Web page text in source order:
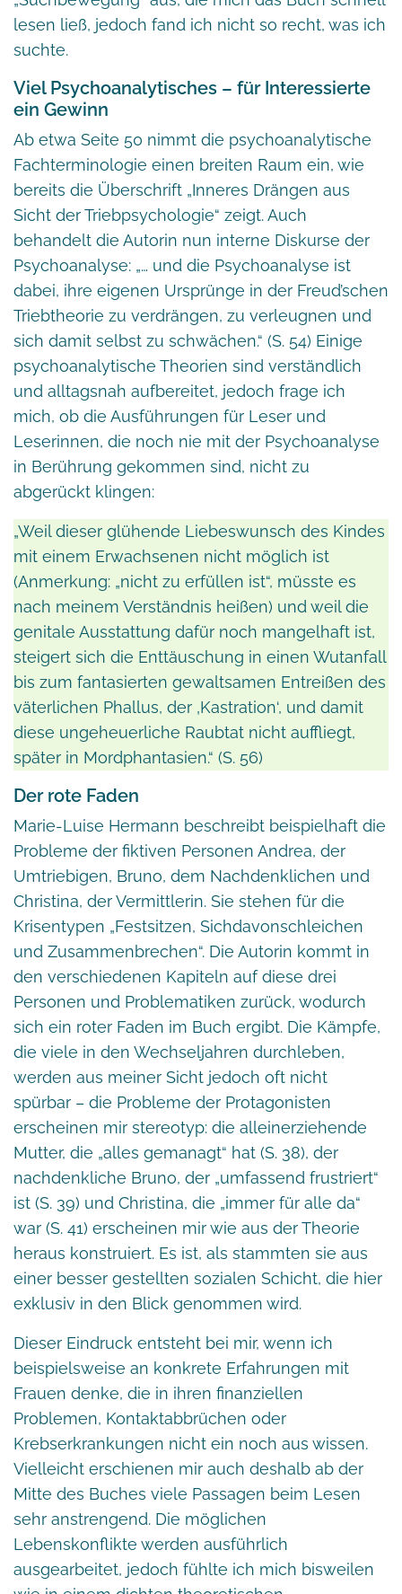
lesen ließ, jedoch fand ich nicht so recht, was ich
suchte.
Viel Psychoanalytisches – für Interessierte
ein Gewinn
Ab etwa Seite 50 nimmt die psychoanalytische
Fachterminologie einen breiten Raum ein, wie
bereits die Überschrift „Inneres Drängen aus
Sicht der Triebpsychologie“ zeigt. Auch
behandelt die Autorin nun interne Diskurse der
Psychoanalyse: „… und die Psychoanalyse ist
dabei, ihre eigenen Ursprünge in der Freud’schen
Triebtheorie zu verdrängen, zu verleugnen und
sich damit selbst zu schwächen.“ (S. 54) Einige
psychoanalytische Theorien sind verständlich
und alltagsnah aufbereitet, jedoch frage ich
mich, ob die Ausführungen für Leser und
Leserinnen, die noch nie mit der Psychoanalyse
in Berührung gekommen sind, nicht zu
abgerückt klingen:
„Weil dieser glühende Liebeswunsch des Kindes
mit einem Erwachsenen nicht möglich ist
(Anmerkung: „nicht zu erfüllen ist“, müsste es
nach meinem Verständnis heißen) und weil die
genitale Ausstattung dafür noch mangelhaft ist,
steigert sich die Enttäuschung in einen Wutanfall
bis zum fantasierten gewaltsamen Entreißen des
väterlichen Phallus, der ‚Kastration‘, und damit
diese ungeheuerliche Raubtat nicht auffliegt,
später in Mordphantasien.“ (S. 56)
Der rote Faden
Marie-Luise Hermann beschreibt beispielhaft die
Probleme der fiktiven Personen Andrea, der
Umtriebigen, Bruno, dem Nachdenklichen und
Christina, der Vermittlerin. Sie stehen für die
Krisentypen „Festsitzen, Sichdavonschleichen
und Zusammenbrechen“. Die Autorin kommt in
den verschiedenen Kapiteln auf diese drei
Personen und Problematiken zurück, wodurch
sich ein roter Faden im Buch ergibt. Die Kämpfe,
die viele in den Wechseljahren durchleben,
werden aus meiner Sicht jedoch oft nicht
spürbar – die Probleme der Protagonisten
erscheinen mir stereotyp: die alleinerziehende
Mutter, die „alles gemanagt“ hat (S. 38), der
nachdenkliche Bruno, der „umfassend frustriert“
ist (S. 39) und Christina, die „immer für alle da“
war (S. 41) erscheinen mir wie aus der Theorie
heraus konstruiert. Es ist, als stammten sie aus
einer besser gestellten sozialen Schicht, die hier
exklusiv in den Blick genommen wird.
Dieser Eindruck entsteht bei mir, wenn ich
beispielsweise an konkrete Erfahrungen mit
Frauen denke, die in ihren finanziellen
Problemen, Kontaktabbrüchen oder
Krebserkrankungen nicht ein noch aus wissen.
Vielleicht erschienen mir auch deshalb ab der
Mitte des Buches viele Passagen beim Lesen
sehr anstrengend. Die möglichen
Lebenskonflikte werden ausführlich
ausgearbeitet, jedoch fühlte ich mich bisweilen